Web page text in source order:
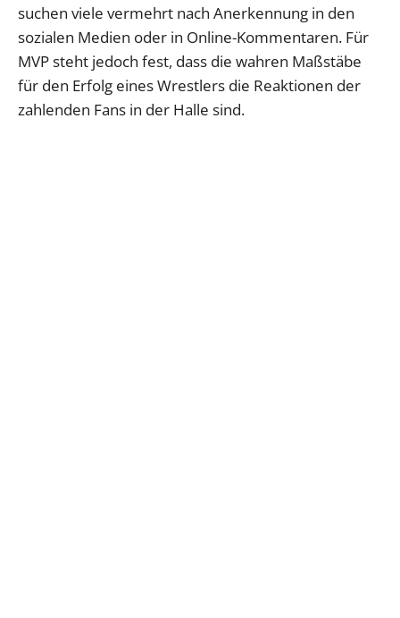
suchen viele vermehrt nach Anerkennung in den
sozialen Medien oder in Online-Kommentaren. Für
MVP steht jedoch fest, dass die wahren Maßstäbe
für den Erfolg eines Wrestlers die Reaktionen der
zahlenden Fans in der Halle sind.